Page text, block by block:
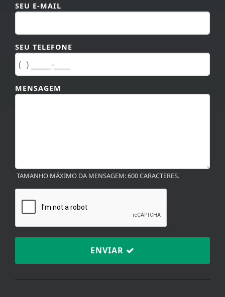
SEU E-MAIL
SEU TELEFONE
MENSAGEM
TAMANHO MÁXIMO DA MENSAGEM: 600 CARACTERES.
ENVIAR